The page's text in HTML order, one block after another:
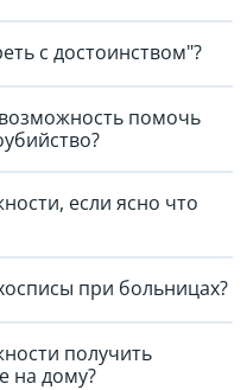
с достоинством"?
помочь
если ясно что
при больницах?
получить
на дому?